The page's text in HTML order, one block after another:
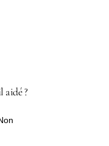
aidé ?